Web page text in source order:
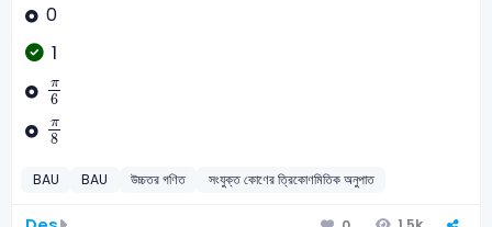
0
1
π
6
π
π
8
π
BAU BAU উচ্চতর গণিত সংযুক্ত কোণের ত্রিকোণমিতিক অনুপাত